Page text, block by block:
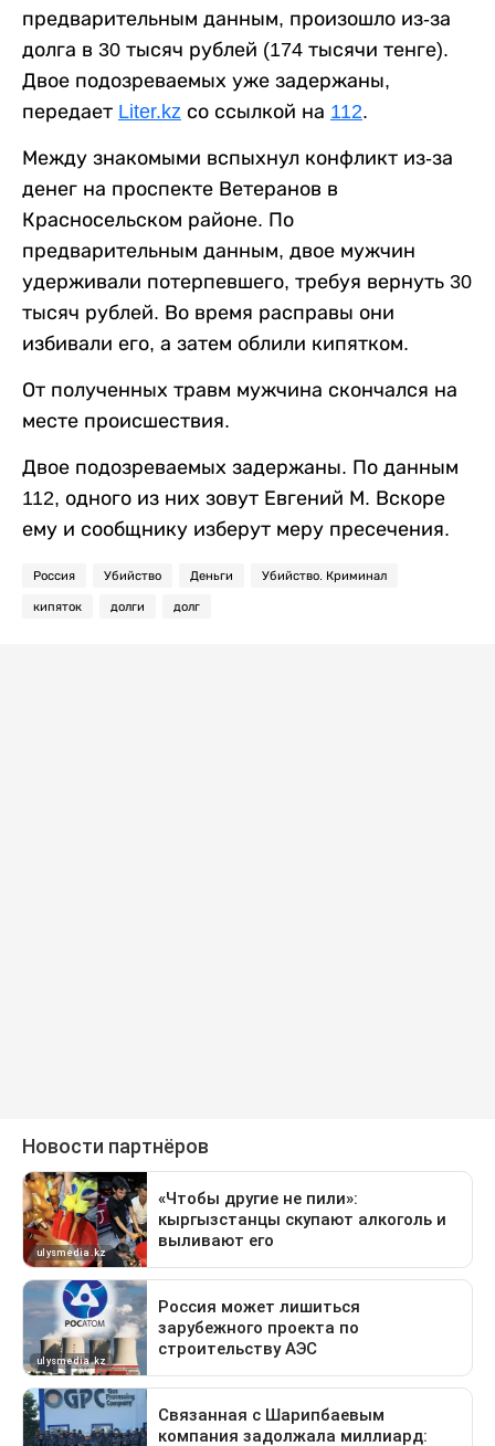
предварительным данным, произошло из-за
долга в 30 тысяч рублей (174 тысячи тенге).
Двое подозреваемых уже задержаны,
передает Liter.kz со ссылкой на 112.
Между знакомыми вспыхнул конфликт из-за
денег на проспекте Ветеранов в
Красносельском районе. По
предварительным данным, двое мужчин
удерживали потерпевшего, требуя вернуть 30
тысяч рублей. Во время расправы они
избивали его, а затем облили кипятком.
От полученных травм мужчина скончался на
месте происшествия.
Двое подозреваемых задержаны. По данным
112, одного из них зовут Евгений М. Вскоре
ему и сообщнику изберут меру пресечения.
Россия Убийство Деньги Убийство. Криминал
кипяток долги долг